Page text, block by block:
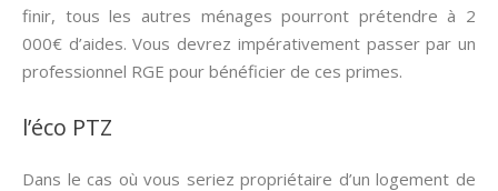
finir, tous les autres ménages pourront prétendre à 2
000€ d’aides. Vous devrez impérativement passer par un
professionnel RGE pour bénéficier de ces primes.
l’éco PTZ
Dans le cas où vous seriez propriétaire d’un logement de